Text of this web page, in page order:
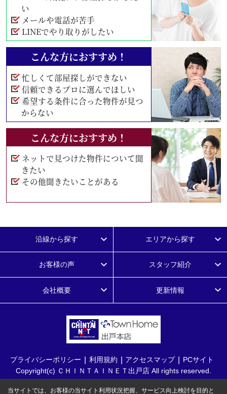
い
メールや電話が苦手
LINEでやり取りがしたい
こんな方におすすめ！
忙しくて部屋探しができない
信頼できるプロに選んでほしい
希望する条件に合った物件が見つ
からない
こんな方におすすめ！
ネットで見つけた物件について聞
きたい
その他聞きたいことがある
沿線から探す エリアから探す
お客様の声 スタッフ紹介
会社概要 更新情報
プライバシーポリシー 利用規約 アクセスマップ
PCサイト
Copyright(c) ＣＨＩＮＴＡＩＮＥＴ出戸店 All rights reserved.
当サイトでは、お客様の当サイト利用状況把握、サービス向上検討を目的と